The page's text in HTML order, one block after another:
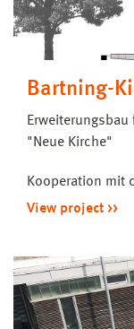
Bartning-
"Neue Kirche"
Kooperation mit
View project